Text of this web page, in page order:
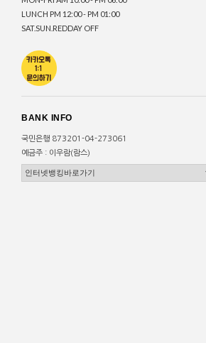
LUNCH PM 12:00 - PM 01:00
SAT.SUN.REDDAY OFF
BANK INFO
국민은행 873201-04-273061
예금주 : 이우람(람스)